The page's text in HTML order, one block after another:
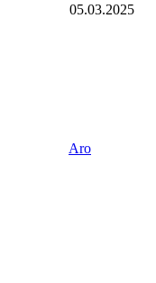
05.03.2025
Aro